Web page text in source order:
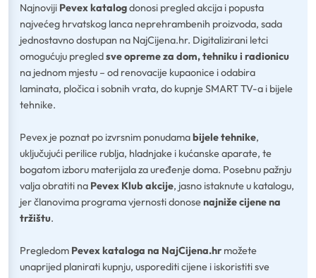
Najnoviji Pevex katalogdonosi pregled akcija i popusta
najvećeg hrvatskog lanca neprehrambenih proizvoda, sada
jednostavno dostupan na NajCijena.hr. Digitalizirani letci
omogućuju pregledsve opreme za dom, tehniku i radionicu
na jednom mjestu – od renovacije kupaonice i odabira
laminata, pločica i sobnih vrata, do kupnje SMART TV-a i bijele
tehnike.
Pevex je poznat po izvrsnim ponudamabijele tehnike,
uključujući perilice rublja, hladnjake i kućanske aparate, te
bogatom izboru materijala za uređenje doma. Posebnu pažnju
valja obratiti na Pevex Klub akcije, jasno istaknute u katalogu,
jer članovima programa vjernosti donosenajniže cijene na
tržištu.
Pregledom Pevex kataloga na NajCijena.hr možete
unaprijed planirati kupnju, usporediti cijene i iskoristiti sve